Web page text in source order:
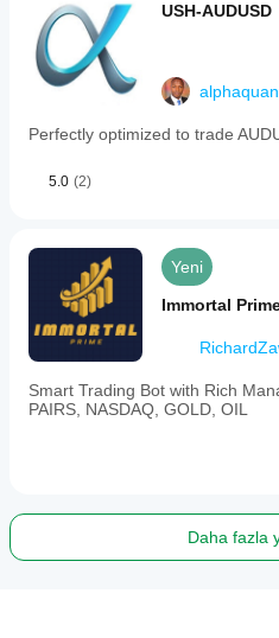
USH-AUDUSD
Perfectly optimized to trade
5.0 (2)
Yeni
Immortal
Smart Trading Bot with Rich
PAIRS, NASDAQ, GOLD, OIL
Daha fazla